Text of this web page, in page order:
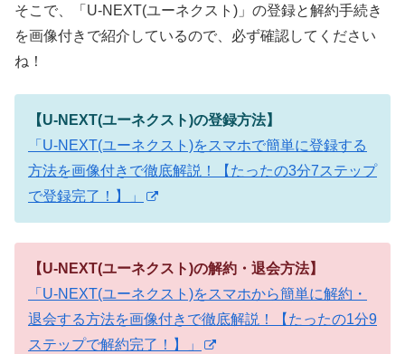
そこで、「U-NEXT(ユーネクスト)」の登録と解約手続き
を画像付きで紹介しているので、必ず確認してください
ね！
【U-NEXT(ユーネクスト)の登録方法】
「U-NEXT(ユーネクスト)をスマホで簡単に登録する
方法を画像付きで徹底解説！【たったの3分7ステップ
で登録完了！】」
【U-NEXT(ユーネクスト)の解約・退会方法】
「U-NEXT(ユーネクスト)をスマホから簡単に解約・
退会する方法を画像付きで徹底解説！【たったの1分9
ステップで解約完了！】」